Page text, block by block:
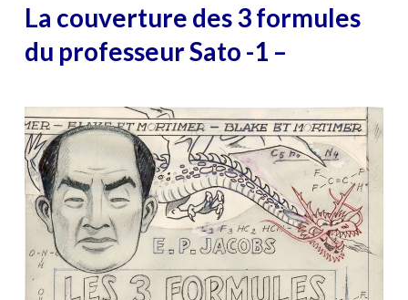
La couverture des 3 formules
du professeur Sato -1 –